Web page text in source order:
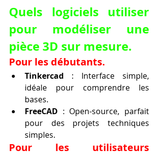
Quels logiciels utiliser
pour modéliser une
pièce 3D sur mesure.
Pour les débutants.
Tinkercad : Interface simple,
idéale pour comprendre les
bases.
FreeCAD : Open-source, parfait
pour des projets techniques
simples.
Pour les utilisateurs